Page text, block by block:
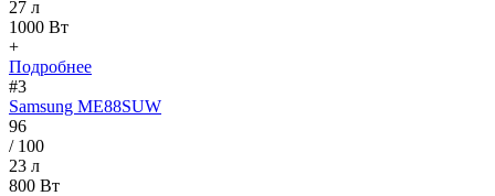
27 л
1000 Вт
+
Подробнее
#3
Samsung ME88SUW
96
/ 100
23 л
800 Вт